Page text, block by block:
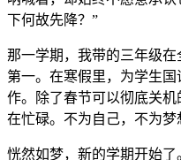
呐喊着，却始终不愿意承
下何故先降？”
那一学期，我带的三年级在
第一。在寒假里，为学生
作。除了春节可以彻底关
在忙碌。不为自己，不为梦